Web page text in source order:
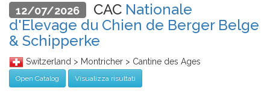
12/07/2026 CAC Nationale
d'Elevage du Chien de Berger Belge
& Schipperke
Switzerland > Montricher > Cantine des Ages
Open Catalog Visualizza risultati